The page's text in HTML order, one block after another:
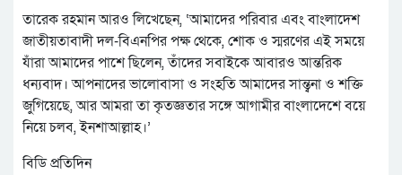
তারেক রহমান আরও লিখেছেন, ‘আমাদের পরিবার এবং বাংলাদেশ
জাতীয়তাবাদী দল-বিএনপির পক্ষ থেকে, শোক ও স্মরণের এই সময়ে
যাঁরা আমাদের পাশে ছিলেন, তাঁদের সবাইকে আবারও আন্তরিক
ধন্যবাদ। আপনাদের ভালোবাসা ও সংহতি আমাদের সান্ত্বনা ও শক্তি
জুগিয়েছে, আর আমরা তা কৃতজ্ঞতার সঙ্গে আগামীর বাংলাদেশে বয়ে
নিয়ে চলব, ইনশাআল্লাহ।’
বিডি প্রতিদিন